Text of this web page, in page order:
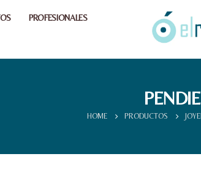
PROFESIONALES
HOME PRODUCTOS